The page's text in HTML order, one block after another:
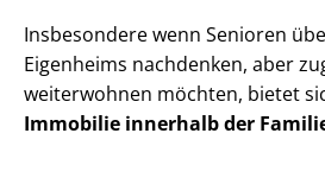
Insbesondere wenn Senioren
Eigenheims nachdenken, aber
weiterwohnen möchten, bietet
Immobilie innerhalb der